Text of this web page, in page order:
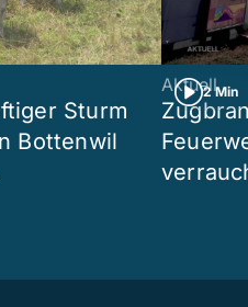
Sturm
Bottenwil
2 Min
Aktuell